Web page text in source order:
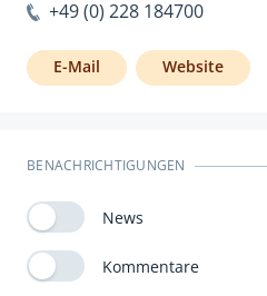
+49 (0) 228 184700
E-Mail Website
BENACHRICHTIGUNGEN
News
Kommentare